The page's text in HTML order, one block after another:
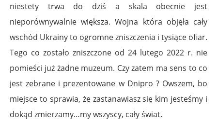
niestety trwa do dziś a skala obecnie jest
nieporównywalnie większa. Wojna która objęła cały
wschód Ukrainy to ogromne zniszczenia i tysiące ofiar.
Tego co zostało zniszczone od 24 lutego 2022 r. nie
pomieści już żadne muzeum. Czy zatem ma sens to co
jest zebrane i prezentowane w Dnipro ? Owszem, bo
miejsce to sprawia, że ​​zastanawiasz się kim jesteśmy i
dokąd zmierzamy…my wszyscy, cały świat.